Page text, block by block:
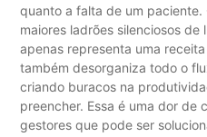
quanto a falta de um paciente.
maiores ladrões silenciosos de
apenas representa uma
também desorganiza todo o
criando buracos na
preencher. Essa é uma dor de
gestores que pode ser